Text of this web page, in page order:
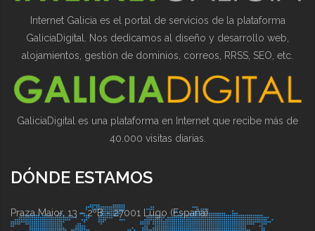
Internet Galicia es el portal de servicios de la plataforma
GaliciaDigital. Nos dedicamos al diseño y desarrollo web,
alojamientos, gestión de dominios, correos, RRSS, SEO, etc.
GaliciaDigital es una plataforma en Internet que recibe más de
40.000 visitas diarias.
DÓNDE ESTAMOS
Praza Maior, 13 - 2ºB - 27001 Lugo (España)